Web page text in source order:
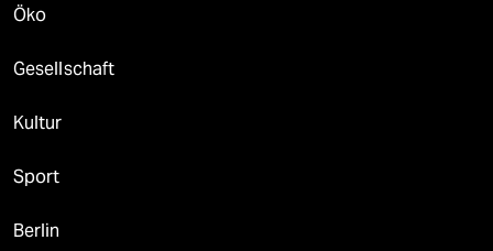
Öko
Gesellschaft
Kultur
Sport
Berlin